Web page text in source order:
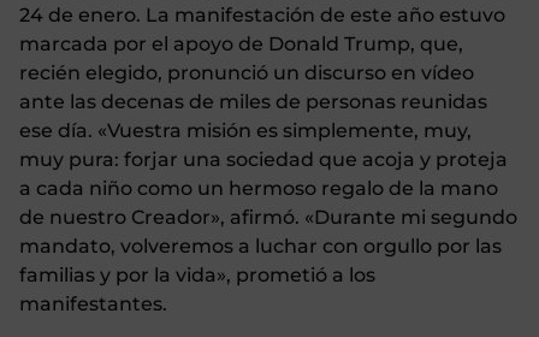
24 de enero. La manifestación de este año estuvo
marcada por el apoyo de Donald Trump, que,
recién elegido, pronunció un discurso en vídeo
ante las decenas de miles de personas reunidas
ese día. «Vuestra misión es simplemente, muy,
muy pura: forjar una sociedad que acoja y proteja
a cada niño como un hermoso regalo de la mano
de nuestro Creador», afirmó. «Durante mi segundo
mandato, volveremos a luchar con orgullo por las
familias y por la vida», prometió a los
manifestantes.